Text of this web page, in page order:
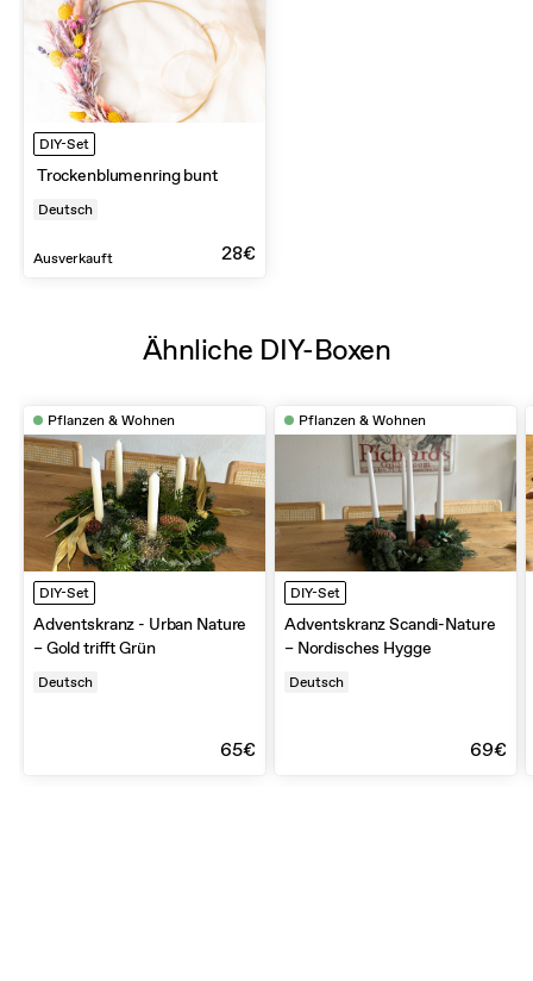
DIY-Set
Trockenblumenring bunt
Deutsch
Ausverkauft 28€
Ähnliche DIY-Boxen
Pflanzen & Wohnen
DIY-Set
Adventskranz - Urban Nature
– Gold trifft Grün
Deutsch
65€
Pflanzen & Wohnen
DIY-Set
Adventskranz Scandi-Nature
– Nordisches Hygge
Deutsch
69€